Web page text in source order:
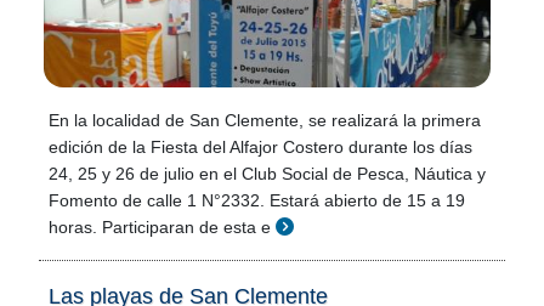
En la localidad de San Clemente, se realizará la primera
edición de la Fiesta del Alfajor Costero durante los días
24, 25 y 26 de julio en el Club Social de Pesca, Náutica y
Fomento de calle 1 N°2332. Estará abierto de 15 a 19
horas. Participaran de esta e
Las playas de San Clemente